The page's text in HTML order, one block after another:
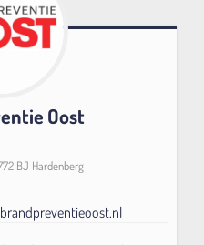
Oost
BJ Hardenberg